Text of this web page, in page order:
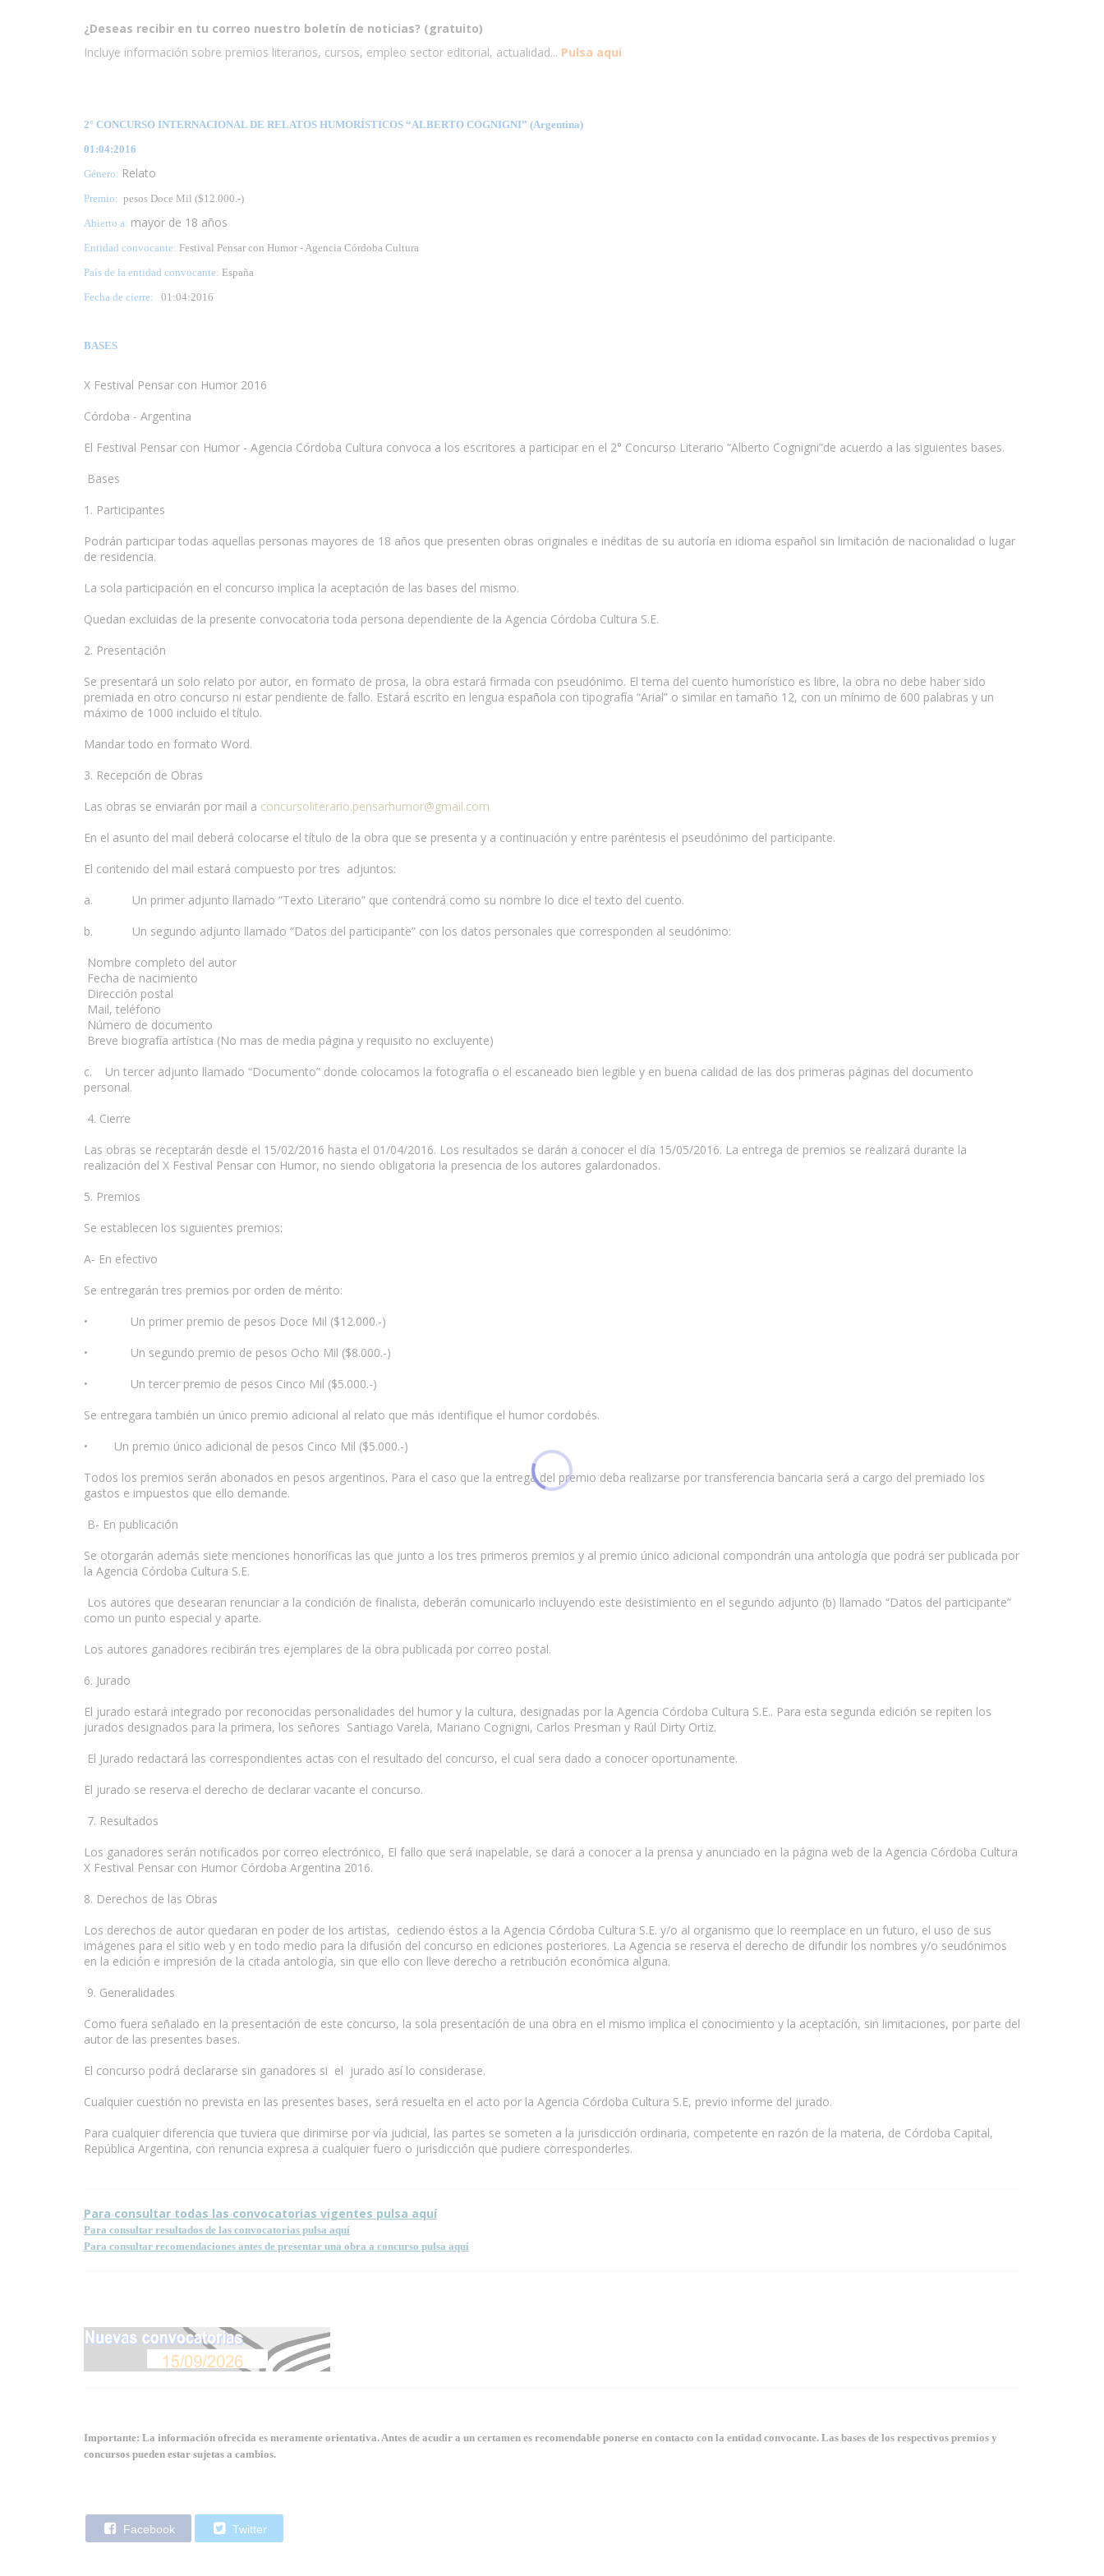
¿Deseas recibir en tu correo nuestro boletín de noticias? (gratuito)
Incluye información sobre premios literarios, cursos, empleo sector editorial, actualidad... Pulsa aqui
2° CONCURSO INTERNACIONAL DE RELATOS HUMORÍSTICOS “ALBERTO COGNIGNI” (Argentina)
01:04:2016
Género: Relato
Premio: pesos Doce Mil ($12.000.-)
Abierto a: mayor de 18 años
Entidad convocante: Festival Pensar con Humor - Agencia Córdoba Cultura
País de la entidad convocante: España
Fecha de cierre: 01 :04:2016
BASES
X Festival Pensar con Humor 2016
Córdoba - Argentina
El Festival Pensar con Humor - Agencia Córdoba Cultura convoca a los escritores a participar en el 2° Concurso Literario “Alberto Cognigni”de acuerdo a las siguientes bases.
Bases
1. Participantes
Podrán participar todas aquellas personas mayores de 18 años que presenten obras originales e inéditas de su autoría en idioma español sin limitación de nacionalidad o lugar
de residencia.
La sola participación en el concurso implica la aceptación de las bases del mismo.
Quedan excluidas de la presente convocatoria toda persona dependiente de la Agencia Córdoba Cultura S.E.
2. Presentación
Se presentará un solo relato por autor, en formato de prosa, la obra estará firmada con pseudónimo. El tema del cuento humorístico es libre, la obra no debe haber sido
premiada en otro concurso ni estar pendiente de fallo. Estará escrito en lengua española con tipografía “Arial” o similar en tamaño 12, con un mínimo de 600 palabras y un
máximo de 1000 incluido el título.
Mandar todo en formato Word.
3. Recepción de Obras
Las obras se enviarán por mail a concursoliterario.pensarhumor@gmail.com
En el asunto del mail deberá colocarse el título de la obra que se presenta y a continuación y entre paréntesis el pseudónimo del participante.
El contenido del mail estará compuesto por tres adjuntos:
a. Un primer adjunto llamado “Texto Literario” que contendrá como su nombre lo dice el texto del cuento.
b. Un segundo adjunto llamado “Datos del participante” con los datos personales que corresponden al seudónimo:
Nombre completo del autor
Fecha de nacimiento
Dirección postal
Mail, teléfono
Número de documento
Breve biografía artística (No mas de media página y requisito no excluyente)
c. Un tercer adjunto llamado “Documento” donde colocamos la fotografía o el escaneado bien legible y en buena calidad de las dos primeras páginas del documento
personal.
4. Cierre
Las obras se receptarán desde el 15/02/2016 hasta el 01/04/2016. Los resultados se darán a conocer el día 15/05/2016. La entrega de premios se realizará durante la
realización del X Festival Pensar con Humor, no siendo obligatoria la presencia de los autores galardonados.
5. Premios
Se establecen los siguientes premios:
A- En efectivo
Se entregarán tres premios por orden de mérito:
• Un primer premio de pesos Doce Mil ($12.000.-)
• Un segundo premio de pesos Ocho Mil ($8.000.-)
• Un tercer premio de pesos Cinco Mil ($5.000.-)
Se entregara también un único premio adicional al relato que más identifique el humor cordobés.
• Un premio único adicional de pesos Cinco Mil ($5.000.-)
Todos los premios serán abonados en pesos argentinos. Para el caso que la entrega del premio deba realizarse por transferencia bancaria será a cargo del premiado los
gastos e impuestos que ello demande.
B- En publicación
Se otorgarán además siete menciones honoríficas las que junto a los tres primeros premios y al premio único adicional compondrán una antología que podrá ser publicada por
la Agencia Córdoba Cultura S.E.
Los autores que desearan renunciar a la condición de finalista, deberán comunicarlo incluyendo este desistimiento en el segundo adjunto (b) llamado “Datos del participante”
como un punto especial y aparte.
Los autores ganadores recibirán tres ejemplares de la obra publicada por correo postal.
6. Jurado
El jurado estará integrado por reconocidas personalidades del humor y la cultura, designadas por la Agencia Córdoba Cultura S.E.. Para esta segunda edición se repiten los
jurados designados para la primera, los señores Santiago Varela, Mariano Cognigni, Carlos Presman y Raúl Dirty Ortiz.
El Jurado redactará las correspondientes actas con el resultado del concurso, el cual sera dado a conocer oportunamente.
El jurado se reserva el derecho de declarar vacante el concurso.
7. Resultados
Los ganadores serán notificados por correo electrónico, El fallo que será inapelable, se dará a conocer a la prensa y anunciado en la página web de la Agencia Córdoba Cultura
X Festival Pensar con Humor Córdoba Argentina 2016.
8. Derechos de las Obras
Los derechos de autor quedaran en poder de los artistas, cediendo éstos a la Agencia Córdoba Cultura S.E. y/o al organismo que lo reemplace en un futuro, el uso de sus
imágenes para el sitio web y en todo medio para la difusión del concurso en ediciones posteriores. La Agencia se reserva el derecho de difundir los nombres y/o seudónimos
en la edición e impresión de la citada antología, sin que ello con lleve derecho a retribución económica alguna.
9. Generalidades
Como fuera señalado en la presentación de este concurso, la sola presentación de una obra en el mismo implica el conocimiento y la aceptación, sin limitaciones, por parte del
autor de las presentes bases.
El concurso podrá declararse sin ganadores si el jurado así lo considerase.
Cualquier cuestión no prevista en las presentes bases, será resuelta en el acto por la Agencia Córdoba Cultura S.E, previo informe del jurado.
Para cualquier diferencia que tuviera que dirimirse por vía judicial, las partes se someten a la jurisdicción ordinaria, competente en razón de la materia, de Córdoba Capital,
República Argentina, con renuncia expresa a cualquier fuero o jurisdicción que pudiere corresponderles.
Para consultar todas las convocatorias vigentes pulsa aquí
Para consultar resultados de las convocatorias pulsa aquí
Para consultar recomendaciones antes de presentar una obra a concurso pulsa aquí
Importante: La información ofrecida es meramente orientativa. Antes de acudir a un certamen es recomendable ponerse en contacto con la entidad convocante. Las bases de los respectivos premios y
concursos pueden estar sujetas a cambios.
Facebook Twitter